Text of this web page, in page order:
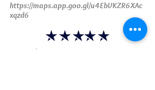
https://maps.app.goo.gl/u4EbVKZR6XAc
xqzd6
Fernanda Santos